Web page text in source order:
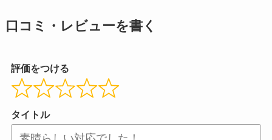
口コミ・レビューを書く
評価をつける
タイトル